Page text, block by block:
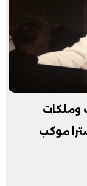
وملكات
موكب